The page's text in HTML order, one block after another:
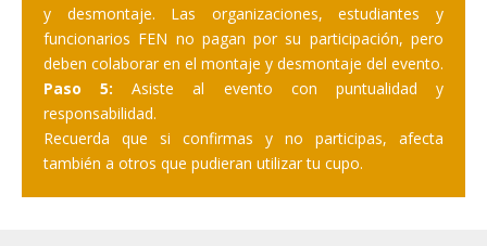
y desmontaje. Las organizaciones, estudiantes y
funcionarios FEN no pagan por su participación, pero
deben colaborar en el montaje y desmontaje del evento.
Paso 5: Asiste al evento con puntualidad y
responsabilidad.
Recuerda que si confirmas y no participas, afecta
también a otros que pudieran utilizar tu cupo.